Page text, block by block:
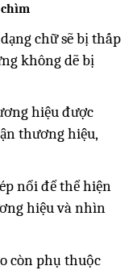
chữ sẽ bị thấp
không dẽ bị
hiệu được
thương hiệu,
nổi để thể hiện
hiệu và nhìn
còn phụ thuộc